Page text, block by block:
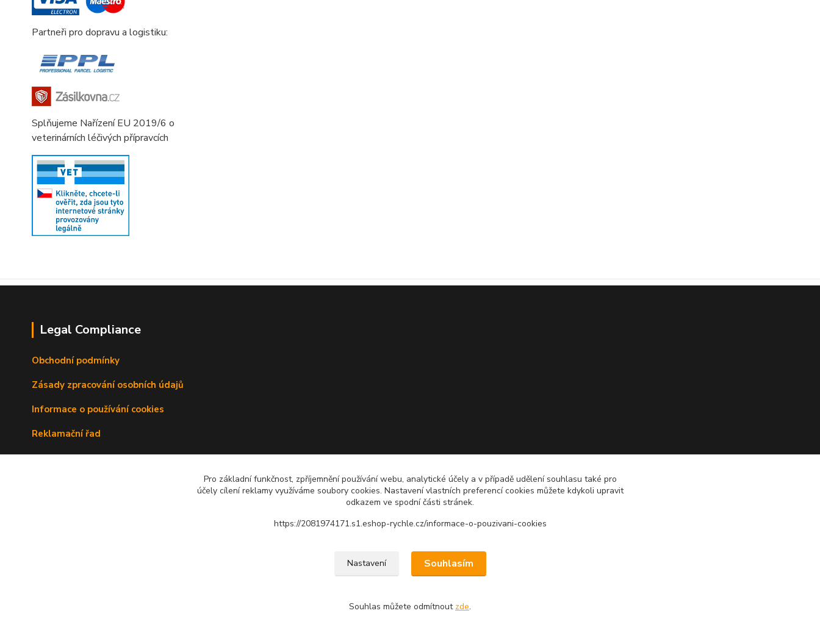
Partneři pro dopravu a logistiku:
Splňujeme Nařízení EU 2019/6 o
veterinárních léčivých přípravcích
Legal Compliance
Obchodní podmínky
Zásady zpracování osobních údajů
Informace o používání cookies
Reklamační řad
Doprava a platba
Upravit sběr cookies.
Pro základní funkčnost, zpříjemnění používání webu, analytické účely a v případě udělení souhlasu také pro
účely cílení reklamy využíváme soubory cookies. Nastavení vlastních preferencí cookies můžete kdykoli upravit
odkazem ve spodní části stránek.
https://2081974171.s1.eshop-rychle.cz/informace-o-pouzivani-cookies
Nastavení Souhlasím
Souhlas můžete odmítnout zde.